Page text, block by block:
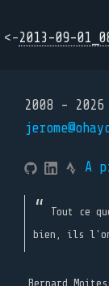
<-2013-09-
2008 -
A
Tout ce
bien, ils
Bernard